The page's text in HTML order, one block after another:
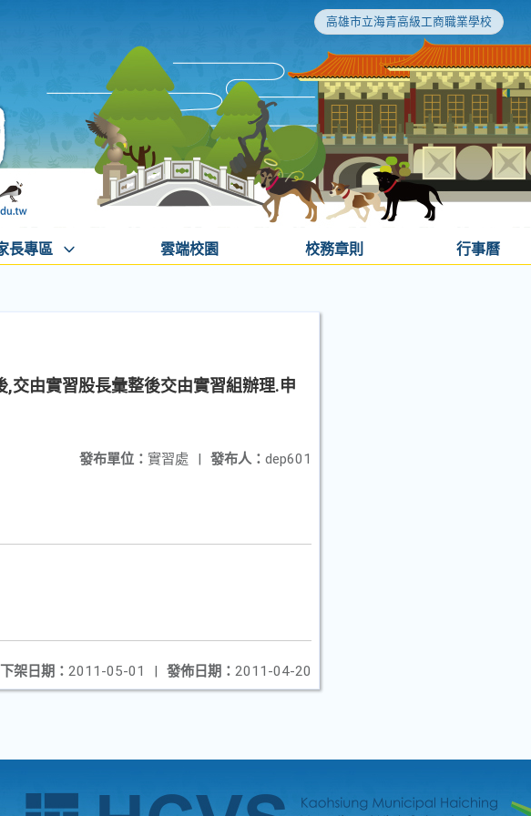
高雄市立海青高級工商職業學校
長專區 雲端校園 校務章則 行事曆
交由實習股長彙整後交由實習組辦理.申
發布人： dep601
發布單位： 實習處 |
發佈日期： 2011-04-20
下架日期： 2011-05-01 |